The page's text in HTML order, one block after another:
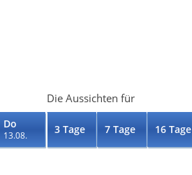
Do
13.08.
Die Aussichten für
3 Tage 7 Tage 16 Tage